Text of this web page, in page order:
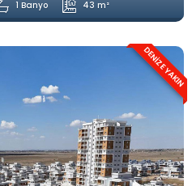
1 Banyo 43 m²
DENİZE YAKIN